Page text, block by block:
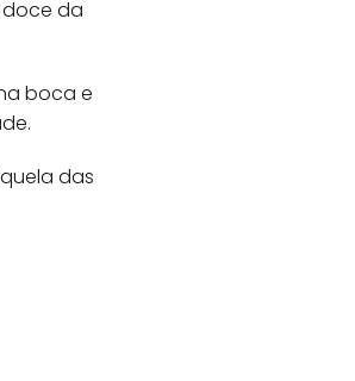
da
boca e
das